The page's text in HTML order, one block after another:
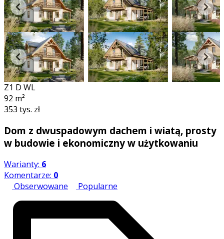
Z1 D WL
92 m²
353 tys. zł
Dom z dwuspadowym dachem i wiatą, prosty
w budowie i ekonomiczny w użytkowaniu
Warianty: 6
Komentarze: 0
Obserwowane
Popularne